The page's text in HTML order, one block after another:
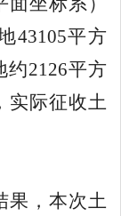
43105平方
约2126平方
实际征收土
果，本次土